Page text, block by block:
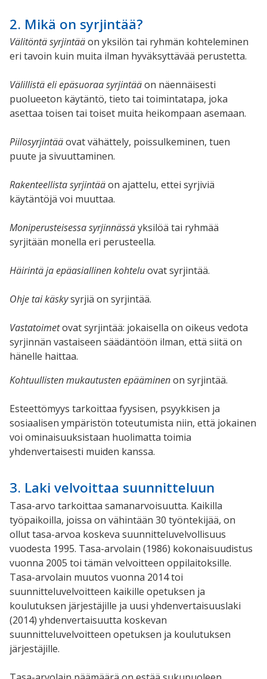
2. Mikä on syrjintää?
Välitöntä syrjintääon yksilön tai ryhmän kohteleminen
eri tavoin kuin muita ilman hyväksyttävää perustetta.
Välillistä eli epäsuoraa syrjintääon näennäisesti
puolueeton käytäntö, tieto tai toimintatapa, joka
asettaa toisen tai toiset muita heikompaan asemaan.
Piilosyrjintääovat vähättely, poissulkeminen, tuen
puute ja sivuuttaminen.
Rakenteellista syrjintääon ajattelu, ettei syrjiviä
käytäntöjä voi muuttaa.
Moniperusteisessa syrjinnässäyksilöä tai ryhmää
syrjitään monella eri perusteella.
Häirintä ja epäasiallinen kohteluovat syrjintää.
Ohje tai käskysyrjiä on syrjintää.
Vastatoimetovat syrjintää: jokaisella on oikeus vedota
syrjinnän vastaiseen säädäntöön ilman, että siitä on
hänelle haittaa.
Kohtuullisten mukautusten epääminenon syrjintää.
Esteettömyys tarkoittaa fyysisen, psyykkisen ja
sosiaalisen ympäristön toteutumista niin, että jokainen
voi ominaisuuksistaan huolimatta toimia
yhdenvertaisesti muiden kanssa.
3. Laki velvoittaa suunnitteluun
Tasa-arvo tarkoittaa samanarvoisuutta. Kaikilla
työpaikoilla, joissa on vähintään 30 työntekijää, on
ollut tasa-arvoa koskeva suunnitteluvelvollisuus
vuodesta 1995. Tasa-arvolain (1986) kokonaisuudistus
vuonna 2005 toi tämän velvoitteen oppilaitoksille.
Tasa-arvolain muutos vuonna 2014 toi
suunnitteluvelvoitteen kaikille opetuksen ja
koulutuksen järjestäjille ja uusi yhdenvertaisuuslaki
(2014) yhdenvertaisuutta koskevan
suunnitteluvelvoitteen opetuksen ja koulutuksen
järjestäjille.